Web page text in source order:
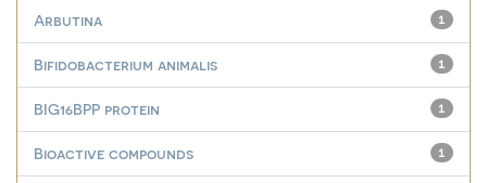
1
Arbutina
1
Bifidobacterium animalis
1
BIG16BPP protein
1
Bioactive compounds